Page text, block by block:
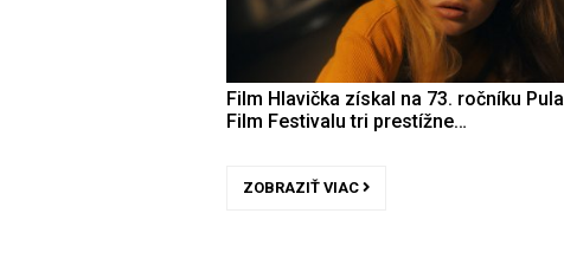
Film Hlavička získal na 73. ročníku Pula
Film Festivalu tri prestížne…
ZOBRAZIŤ VIAC